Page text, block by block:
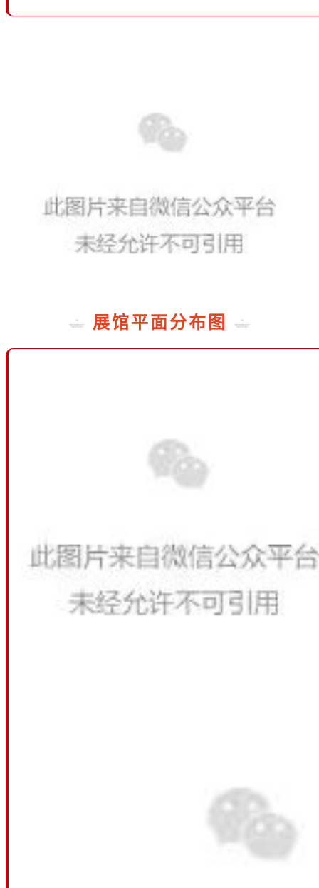
展馆平面分布图